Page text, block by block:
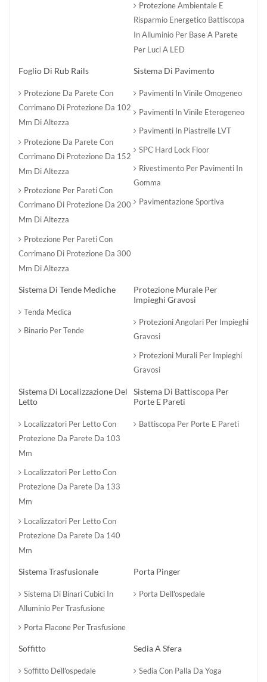
Protezione Ambientale E
Risparmio Energetico Battiscopa
In Alluminio Per Base A Parete
Per Luci A LED
Foglio Di Rub Rails
Protezione Da Parete Con
Corrimano Di Protezione Da 102
Mm Di Altezza
Protezione Da Parete Con
Corrimano Di Protezione Da 152
Mm Di Altezza
Protezione Per Pareti Con
Corrimano Di Protezione Da 200
Mm Di Altezza
Protezione Per Pareti Con
Corrimano Di Protezione Da 300
Mm Di Altezza
Sistema Di Pavimento
Pavimenti In Vinile Omogeneo
Pavimenti In Vinile Eterogeneo
Pavimenti In Piastrelle LVT
SPC Hard Lock Floor
Rivestimento Per Pavimenti In
Gomma
Pavimentazione Sportiva
Sistema Di Tende Mediche
Tenda Medica
Binario Per Tende
Protezione Murale Per
Impieghi Gravosi
Protezioni Angolari Per Impieghi
Gravosi
Protezioni Murali Per Impieghi
Gravosi
Sistema Di Localizzazione Del
Letto
Localizzatori Per Letto Con
Protezione Da Parete Da 103
Mm
Localizzatori Per Letto Con
Protezione Da Parete Da 133
Mm
Localizzatori Per Letto Con
Protezione Da Parete Da 140
Mm
Sistema Di Battiscopa Per
Porte E Pareti
Battiscopa Per Porte E Pareti
Sistema Trasfusionale
Sistema Di Binari Cubici In
Alluminio Per Trasfusione
Porta Flacone Per Trasfusione
Porta Pinger
Porta Dell'ospedale
Soffitto
Soffitto Dell'ospedale
Sedia A Sfera
Sedia Con Palla Da Yoga